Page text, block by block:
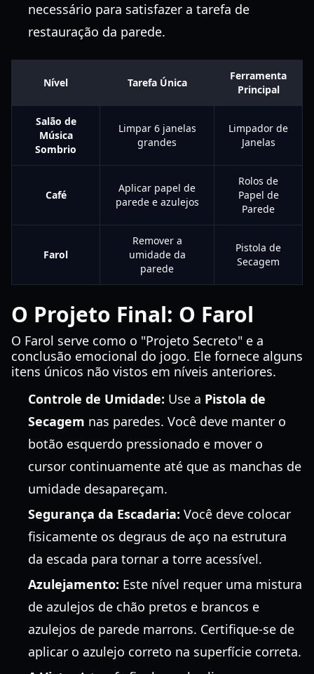
necessário para satisfazer a tarefa de
restauração da parede.
Nível Tarefa Única
Ferramenta
Principal
Salão de
Música
Sombrio
Limpar 6 janelas
grandes
Limpador de
Janelas
Café
Aplicar papel de
parede e azulejos
Rolos de
Papel de
Parede
Farol
Remover a
umidade da
parede
Pistola de
Secagem
O Projeto Final: O Farol
O Farol serve como o "Projeto Secreto" e a
conclusão emocional do jogo. Ele fornece alguns
itens únicos não vistos em níveis anteriores.
Controle de Umidade: Use a Pistola de
Secagem nas paredes. Você deve manter o
botão esquerdo pressionado e mover o
cursor continuamente até que as manchas de
umidade desapareçam.
Segurança da Escadaria: Você deve colocar
fisicamente os degraus de aço na estrutura
da escada para tornar a torre acessível.
Azulejamento: Este nível requer uma mistura
de azulejos de chão pretos e brancos e
azulejos de parede marrons. Certifique-se de
aplicar o azulejo correto na superfície correta.